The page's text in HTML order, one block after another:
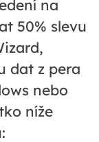
na
50% slevu
dat z pera
nebo
níže